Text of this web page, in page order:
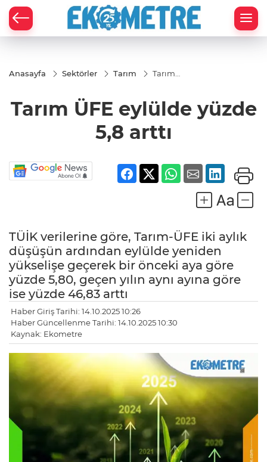
Anasayfa Sektörler Tarım
Tarım
yüzde
5,8 arttı
Tarım ÜFE eylülde yüzde
5,8 arttı
TÜİK verilerine göre, Tarım-ÜFE iki aylık
düşüşün ardından eylülde yeniden
yükselişe geçerek bir önceki aya göre
yüzde 5,80, geçen yılın aynı ayına göre
ise yüzde 46,83 arttı
Haber Giriş Tarihi: 14.10.2025 10:26
Haber Güncellenme Tarihi: 14.10.2025 10:30
Kaynak: Ekometre